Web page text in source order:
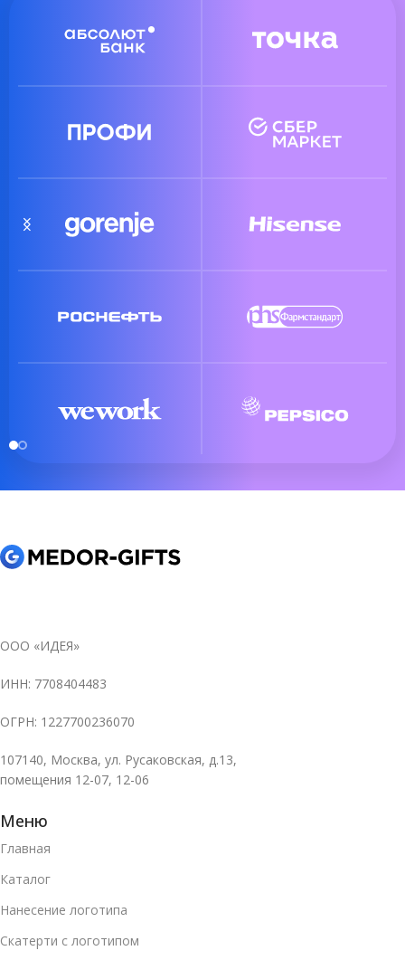
ООО «ИДЕЯ»
ИНН: 7708404483
ОГРН: 1227700236070
107140, Москва, ул. Русаковская, д.13,
помещения 12-07, 12-06
Меню
Главная
Каталог
Нанесение логотипа
Скатерти с логотипом